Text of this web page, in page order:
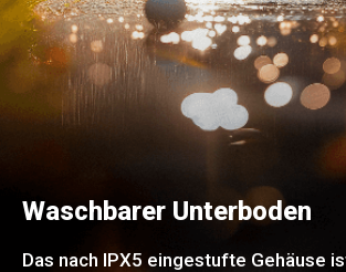
Waschbarer Unterboden
Das nach IPX5 eingestufte Gehäuse